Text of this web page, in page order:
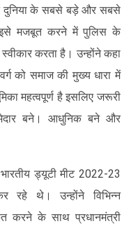
दुनिया के सबसे बड़े और सबसे
मजबूत करने में पुलिस के
करता है। उन्होंने कहा
को समाज की मुख्य धारा में
महत्वपूर्ण है इसलिए जरूरी
बने। आधुनिक बने और
ड्यूटी मीट 2022-23
रहे थे। उन्होंने विभिन्न
करने के साथ प्रधानमंत्री